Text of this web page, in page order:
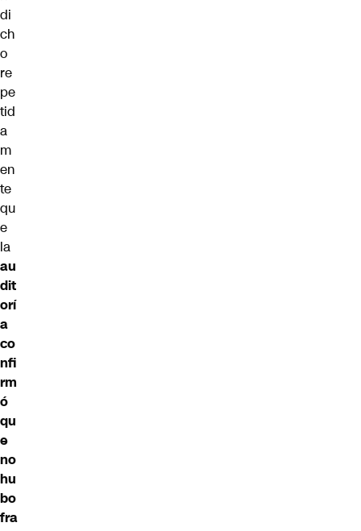
di
ch
o
re
pe
tid
a
m
en
te
qu
e
la
au
dit
orí
a
co
nfi
rm
ó
qu
e
no
hu
bo
fra